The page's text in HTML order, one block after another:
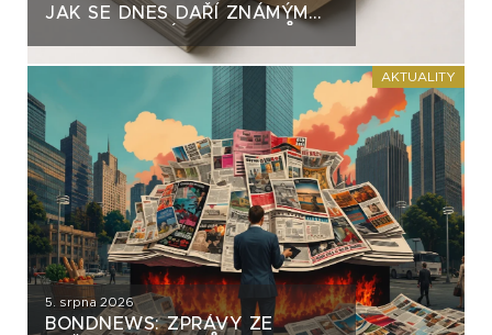
JAK SE DNES DAŘÍ ZNÁMÝM
DLUHOPISOVÝM EMITENTŮM?
AKTUALITY
5. srpna 2026
BONDNEWS: ZPRÁVY ZE